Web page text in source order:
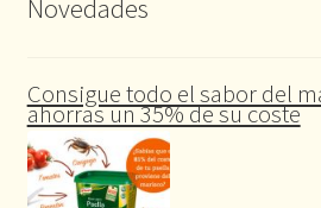
Novedades
Consigue todo el sabor del
ahorras un 35% de su coste